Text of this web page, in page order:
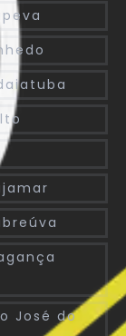
José do